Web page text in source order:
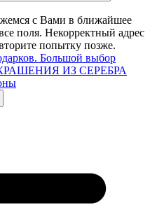
с Вами в ближайшее
поля. Некорректный адрес
попытку позже.
Большой выбор
ИЗ СЕРЕБРА